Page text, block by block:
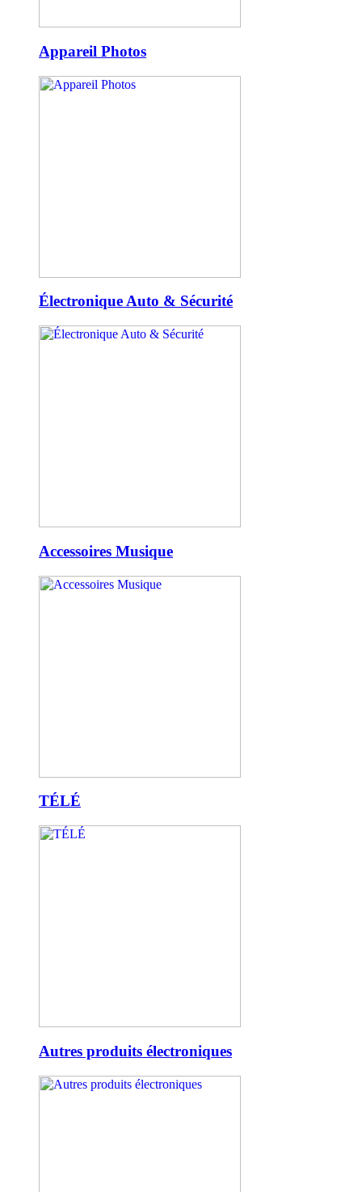
Appareil Photos
Électronique Auto & Sécurité
Accessoires Musique
TÉLÉ
Autres produits électroniques